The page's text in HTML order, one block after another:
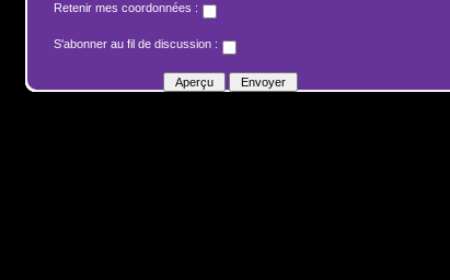
Retenir mes coordonnées :
S'abonner au fil de discussion :